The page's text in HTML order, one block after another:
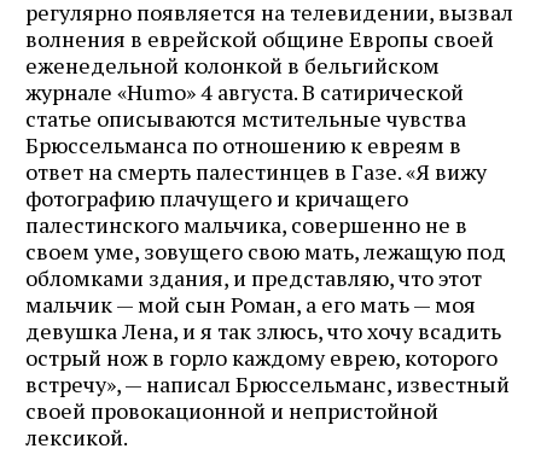
регулярно появляется на телевидении, вызвал
волнения в еврейской общине Европы своей
еженедельной колонкой в ​​бельгийском
журнале «Humo» 4 августа. В сатирической
статье описываются мстительные чувства
Брюссельманса по отношению к евреям в
ответ на смерть палестинцев в Газе. «Я вижу
фотографию плачущего и кричащего
палестинского мальчика, совершенно не в
своем уме, зовущего свою мать, лежащую под
обломками здания, и представляю, что этот
мальчик — мой сын Роман, а его мать — моя
девушка Лена, и я так злюсь, что хочу всадить
острый нож в горло каждому еврею, которого
встречу», — написал Брюссельманс, известный
своей провокационной и непристойной
лексикой.